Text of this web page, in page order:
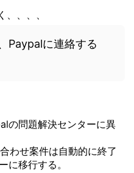
、、、
Paypalに連絡する
の問題解決センターに異
わせ案件は自動的に終了
に移行する。